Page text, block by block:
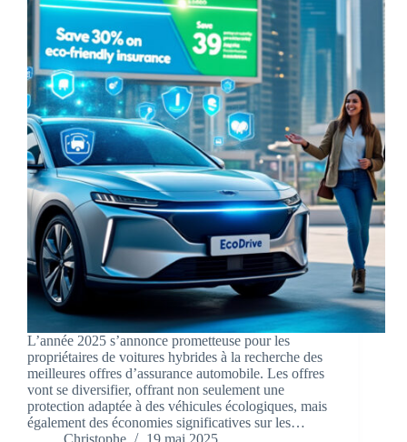
L’année 2025 s’annonce prometteuse pour les
propriétaires de voitures hybrides à la recherche des
meilleures offres d’assurance automobile. Les offres
vont se diversifier, offrant non seulement une
protection adaptée à des véhicules écologiques, mais
également des économies significatives sur les…
Christophe
19 mai 2025